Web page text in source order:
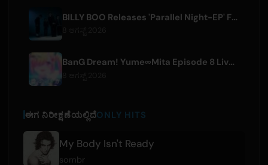
BILLY BOO Releases 'Parallel Night-EP' Featuring TV Drama Theme Song
BanG Dream! Yume∞Mita Episode 8 Live Clip Released
ಈಗ ನಿರೀಕ್ಷಣೆಯಲ್ಲಿದೆONLY HITS
My Body Isn't Ready
sombr